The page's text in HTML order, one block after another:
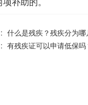
什么是残疾？残疾分为哪
有残疾证可以申请低保吗